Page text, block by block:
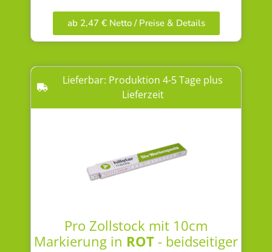
ab 2,47 € Netto / Preise & Details
Lieferbar: Produktion 4-5 Tage plus
Lieferzeit
Pro Zollstock mit 10cm
Markierung in ROT- beidseitiger